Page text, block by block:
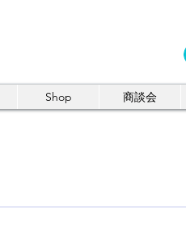
Shop 商談会